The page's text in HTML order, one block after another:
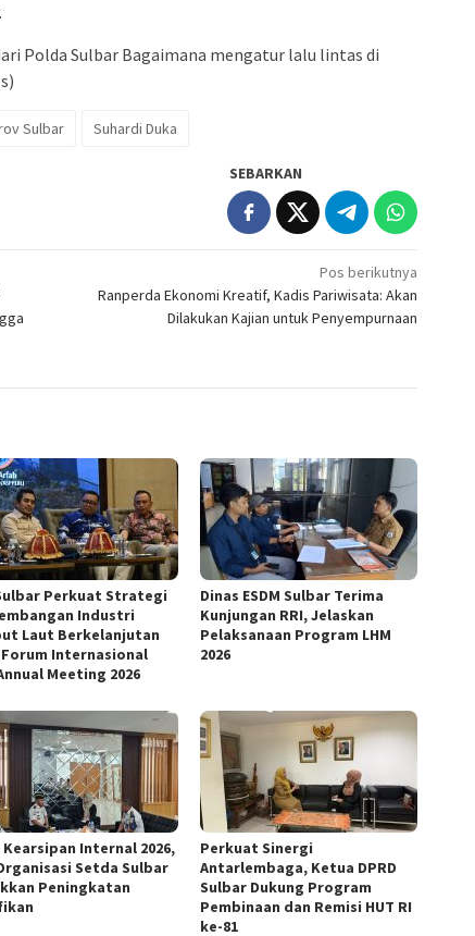
Polda Sulbar Bagaimana mengatur lalu lintas di
Sulbar Suhardi Duka
SEBARKAN
Pos berikutnya
Ranperda Ekonomi Kreatif, Kadis Pariwisata: Akan
Dilakukan Kajian untuk Penyempurnaan
Perkuat Strategi
Industri
Laut Berkelanjutan
Internasional
Meeting 2026
Dinas ESDM Sulbar Terima
Kunjungan RRI, Jelaskan
Pelaksanaan Program LHM
2026
Internal 2026,
Setda Sulbar
Peningkatan
Perkuat Sinergi
Antarlembaga, Ketua DPRD
Sulbar Dukung Program
Pembinaan dan Remisi HUT RI
ke-81